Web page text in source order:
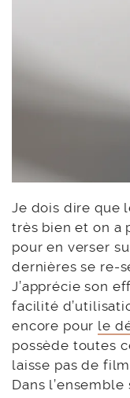
Je dois dire que
très bien et on a
pour en verser
dernières se re-
J’apprécie son
facilité
encore pour le
possède toutes
laisse pas de
Dans